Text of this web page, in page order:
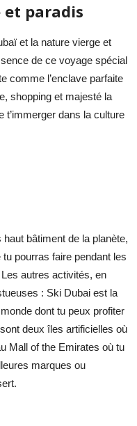
et paradis
et la nature vierge et
de ce voyage spécial
comme l’enclave parfaite
shopping et majesté la
t’immerger dans la culture
bâtiment de la planète,
tu pourras faire pendant les
autres activités, en
: Ski Dubai est la
dont tu peux profiter
deux îles artificielles où
Mall of the Emirates où tu
marques ou